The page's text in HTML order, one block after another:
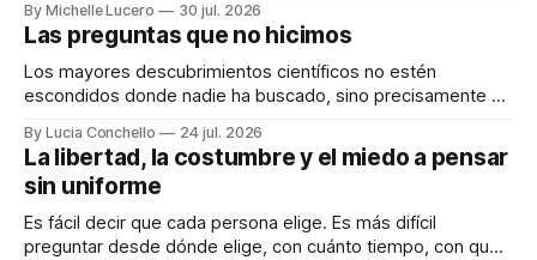
"hola". Así de simple, así de peligroso. Las recientes
desapariciones de adolescentes en Jalisco han vuelto a
encender una alerta que desde hace años
By Michelle Lucero 30 jul. 2026
Las preguntas que no hicimos
Los mayores descubrimientos científicos no estén
escondidos donde nadie ha buscado, sino precisamente en
explorados. Audiocolumna0:00/251.761× Lo femenino
como punto ciego en la ciencia La ciencia promete una
visión objetiva de la realidad. Creemos que avanza guiada
únicamente por la
By Lucia Conchello 24 jul. 2026
La libertad, la costumbre y el miedo a pensar
sin uniforme
Es fácil decir que cada persona elige. Es más difícil
preguntar desde dónde elige, con cuánto tiempo, con qué